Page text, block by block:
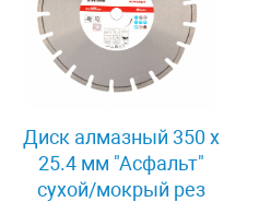
Диск алмазный 350 х
25.4 мм "Асфальт"
сухой/мокрый рез